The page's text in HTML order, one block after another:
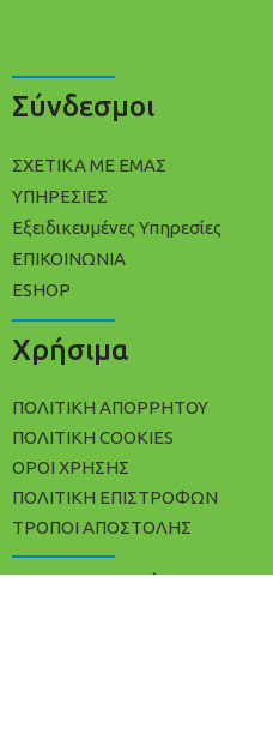
Σύνδεσμοι
ΣΧΕΤΙΚΑ ΜΕ ΕΜΑΣ
ΥΠΗΡΕΣΙΕΣ
Εξειδικευμένες Υπηρεσίες
ΕΠΙΚΟΙΝΩΝΙΑ
ESHOP
Χρήσιμα
ΠΟΛΙΤΙΚΉ ΑΠΟΡΡΉΤΟΥ
ΠΟΛΊΤΙΚΗ COOKIES
ΌΡΟΙ ΧΡΉΣΗΣ
ΠΟΛΙΤΙΚΉ ΕΠΙΣΤΡΟΦΏΝ
ΤΡΌΠΟΙ ΑΠΟΣΤΟΛΉΣ
Επικοινωνία